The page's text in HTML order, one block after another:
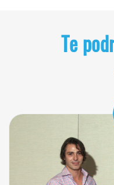
Te